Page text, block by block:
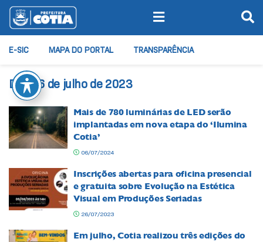
E-SIC MAPA DO PORTAL TRANSPARÊNCIA
Dia:26 de julho de 2023
Mais de 780 luminárias de LED serão
implantadas em nova etapa do ‘Ilumina
Cotia’
06/07/2024
Inscrições abertas para oficina presencial
e gratuita sobre Evolução na Estética
Visual em Produções Seriadas
26/07/2023
Em julho, Cotia realizou três edições do